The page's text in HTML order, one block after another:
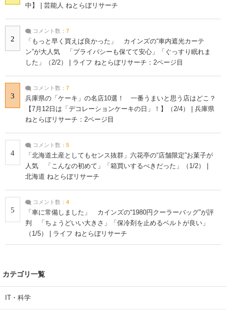
中】 | 芸能人 ねとらぼリサーチ
2
コメント数： 7
「もっと早く買えば良かった」 カインズの“車内遮光カーテ
ン”が大人気 「プライバシーも保てて安心」「ぐっすり眠れま
した」（2/2） | ライフ ねとらぼリサーチ：2ページ目
3
コメント数： 7
兵庫県の「ケーキ」の名店10選！ 一番うまいと思う店はどこ？
【7月12日は「デコレーションケーキの日」！】（2/4） | 兵庫県
ねとらぼリサーチ：2ページ目
4
コメント数： 5
「北海道土産としてもセンス抜群」六花亭の“店舗限定”お菓子が
人気 「こんなの初めて」「箱買いするべきだった」（1/2） |
北海道 ねとらぼリサーチ
5
コメント数： 4
「車に常備しました」 カインズの“1980円クーラーバッグ”が評
判 「ちょうどいい大きさ」「保冷剤を止めるベルトが良い」
（1/5） | ライフ ねとらぼリサーチ
カテゴリ一覧
IT・科学